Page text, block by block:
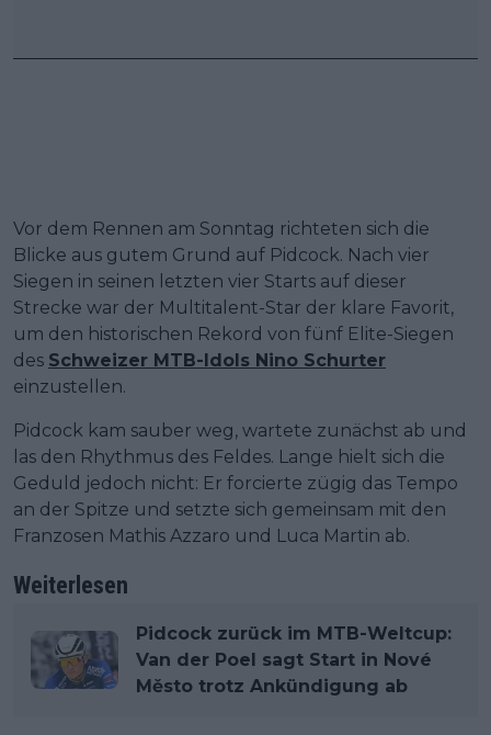
Vor dem Rennen am Sonntag richteten sich die
Blicke aus gutem Grund auf Pidcock. Nach vier
Siegen in seinen letzten vier Starts auf dieser
Strecke war der Multitalent-Star der klare Favorit,
um den historischen Rekord von fünf Elite-Siegen
des Schweizer MTB-Idols Nino Schurter
einzustellen.
Pidcock kam sauber weg, wartete zunächst ab und
las den Rhythmus des Feldes. Lange hielt sich die
Geduld jedoch nicht: Er forcierte zügig das Tempo
an der Spitze und setzte sich gemeinsam mit den
Franzosen Mathis Azzaro und Luca Martin ab.
Weiterlesen
Pidcock zurück im MTB-Weltcup:
Van der Poel sagt Start in Nové
Město trotz Ankündigung ab